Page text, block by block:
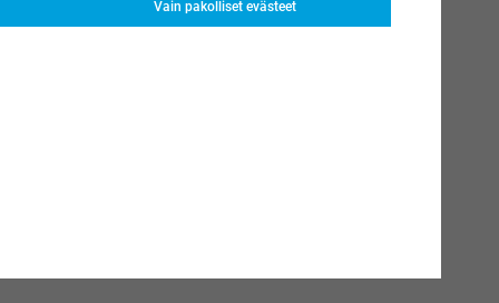
Vain pakolliset evästeet